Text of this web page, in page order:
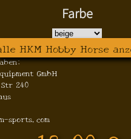
Farbe
HKM Hobby Horse
GmbH
240
sports.com